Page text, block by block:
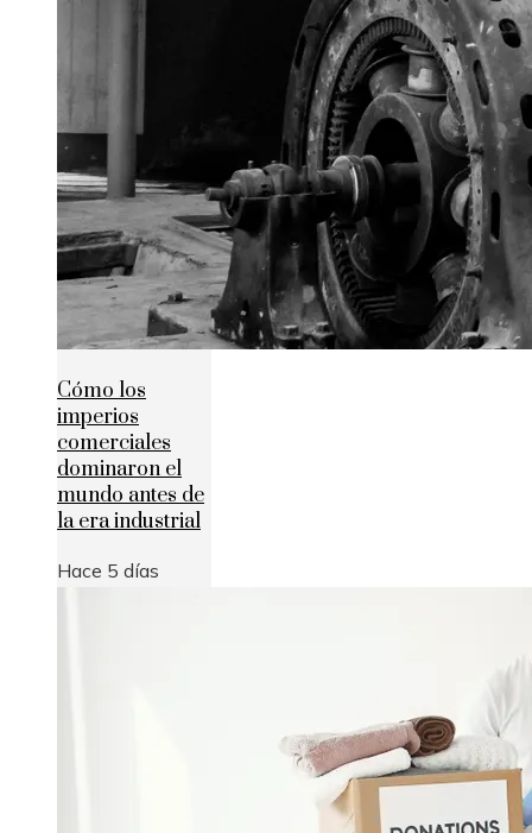
Cómo los
imperios
comerciales
dominaron el
mundo antes de
la era industrial
Hace 5 días